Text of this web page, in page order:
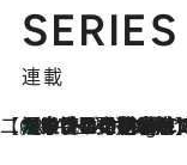
SERIES
連載
【CREA×星野リゾート】唯一無二。癒しと
11 Hours Ago
【トンボの足水浴】ヒノキの香りに包まれて涼感マックス！約13℃の湧水かけ流しを避暑